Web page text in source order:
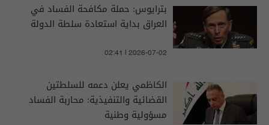
بترايوس: حملة مكافحة الفساد في
العراق بداية استعادة سلطة الدولة
02:41 | 2026-07-02
الكاظمي يعلن دعمه للسلطتين
القضائية والتنفيذية: محاربة الفساد
مسؤولية وطنية